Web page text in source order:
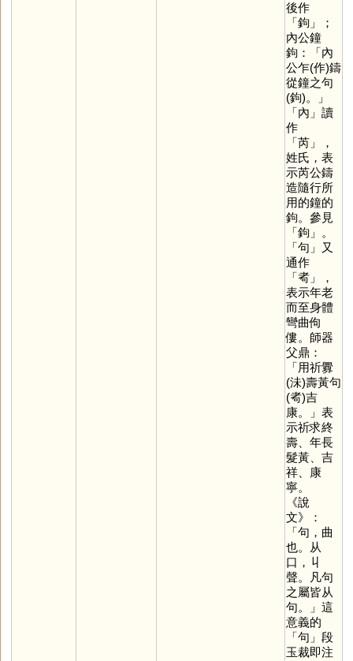
後作
「鉤」；
內公鐘
鉤：「內
公乍(作)鑄
從鐘之句
(鉤)。」
「內 」讀
作
「芮」，
姓氏，表
示芮公鑄
造隨行所
用的鐘的
鉤。參見
「鉤」。
「句 」又
通作
「耇」，
表示年老
而至身體
彎曲佝
僂。師器
父鼎：
「用祈釁
(沬)壽黃句
(耇)吉
康。」表
示祈求終
壽、年長
髮黃、吉
祥、康
寧。
《說
文》：
「句，曲
也。从
口，丩
聲。凡句
之屬皆从
句。」這
意義的
「句 」段
玉裁即注